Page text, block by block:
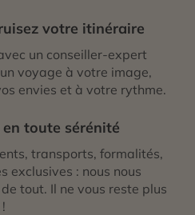
votre itinéraire
un conseiller-expert
voyage à votre image,
envies et à votre rythme.
en toute sérénité
transports, formalités,
exclusives : nous nous
tout. Il ne vous reste plus